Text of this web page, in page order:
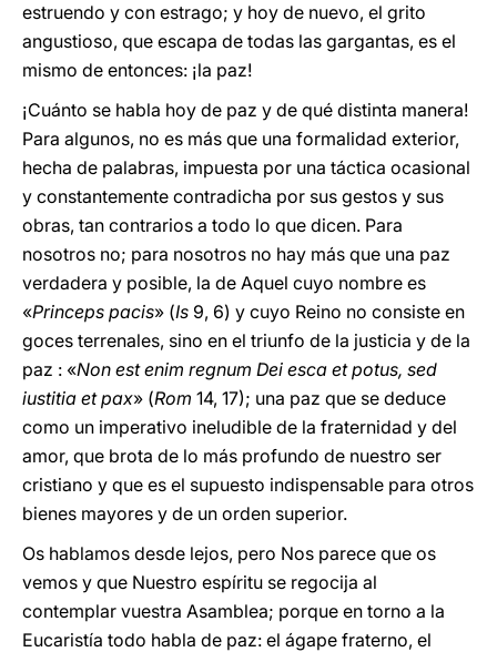
estruendo y con estrago; y hoy de nuevo, el grito
angustioso, que escapa de todas las gargantas, es el
mismo de entonces: ¡la paz!
¡Cuánto se habla hoy de paz y de qué distinta manera!
Para algunos, no es más que una formalidad exterior,
hecha de palabras, impuesta por una táctica ocasional
y constantemente contradicha por sus gestos y sus
obras, tan contrarios a todo lo que dicen. Para
nosotros no; para nosotros no hay más que una paz
verdadera y posible, la de Aquel cuyo nombre es
«Princeps pacis» (Is 9, 6) y cuyo Reino no consiste en
goces terrenales, sino en el triunfo de la justicia y de la
paz : «Non est enim regnum Dei esca et potus, sed
iustitia et pax» (Rom 14, 17); una paz que se deduce
como un imperativo ineludible de la fraternidad y del
amor, que brota de lo más profundo de nuestro ser
cristiano y que es el supuesto indispensable para otros
bienes mayores y de un orden superior.
Os hablamos desde lejos, pero Nos parece que os
vemos y que Nuestro espíritu se regocija al
contemplar vuestra Asamblea; porque en torno a la
Eucaristía todo habla de paz: el ágape fraterno, el